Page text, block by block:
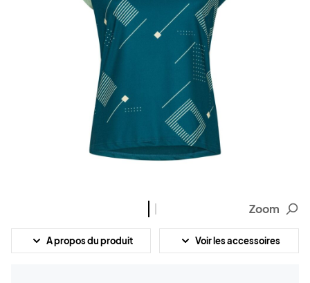
Zoom
A propos du produit Voir les accessoires